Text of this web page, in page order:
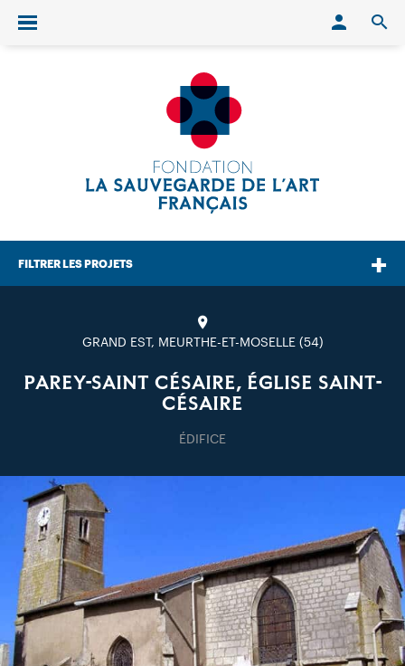
Ouvrir/fermer le menu
FILTRER LES PROJETS
GRAND EST, MEURTHE-ET-MOSELLE (54)
PAREY-SAINT CÉSAIRE, ÉGLISE SAINT-
CÉSAIRE
ÉDIFICE